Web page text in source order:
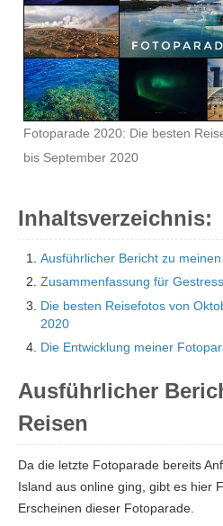
Fotoparade 2020: Die besten
bis September 2020
Inhaltsverzeichnis:
Ausführlicher Bericht zu
Zusammenfassung für
Die besten Reisefotos von
2020
Die Entwicklung meiner
Ausführlicher
Reisen
Da die letzte Fotoparade bereits
Island aus online ging, gibt es hier
Erscheinen dieser Fotoparade.